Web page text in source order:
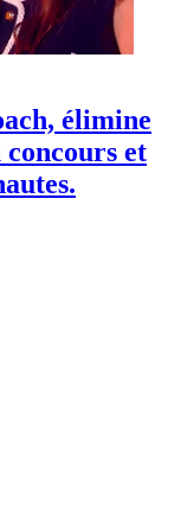
élimine
et